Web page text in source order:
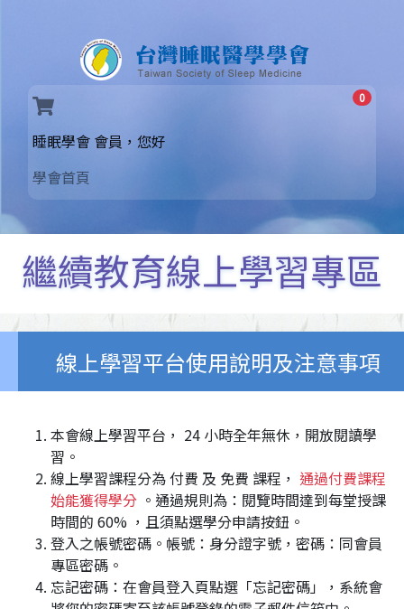
0
睡眠學會 會員，您好
學會首頁
繼續教育線上學習專區
線上學習平台使用說明及注意事項
本會線上學習平台， 24 小時全年無休，開放閱讀學
習。
線上學習課程分為 付費 及 免費 課程， 通過付費課程
始能獲得學分 。通過規則為：閱覽時間達到每堂授課
時間的 60% ，且須點選學分申請按鈕。
登入之帳號密碼。帳號：身分證字號，密碼：同會員
專區密碼。
忘記密碼：在會員登入頁點選「忘記密碼」，系統會